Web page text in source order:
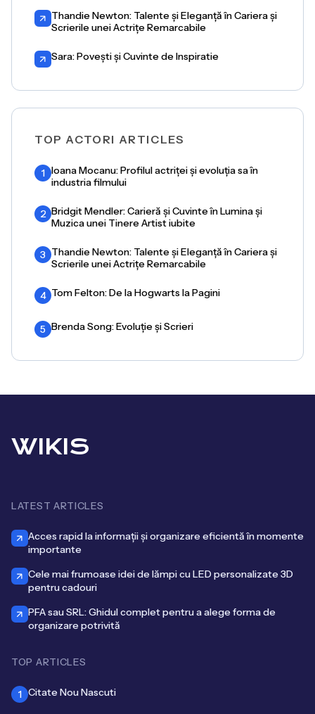
Thandie Newton: Talente și Eleganță în Cariera și
Scrierile unei Actrițe Remarcabile
Sara: Povești și Cuvinte de Inspiratie
TOP ACTORI ARTICLES
1 Ioana Mocanu: Profilul actriței și evoluția sa în
industria filmului
2 Bridgit Mendler: Carieră și Cuvinte în Lumina și
Muzica unei Tinere Artist iubite
3 Thandie Newton: Talente și Eleganță în Cariera și
Scrierile unei Actrițe Remarcabile
4 Tom Felton: De la Hogwarts la Pagini
5 Brenda Song: Evoluție și Scrieri
WIKIS
LATEST ARTICLES
Acces rapid la informații și organizare eficientă în momente
importante
Cele mai frumoase idei de lămpi cu LED personalizate 3D
pentru cadouri
PFA sau SRL: Ghidul complet pentru a alege forma de
organizare potrivită
TOP ARTICLES
1 Citate Nou Nascuti